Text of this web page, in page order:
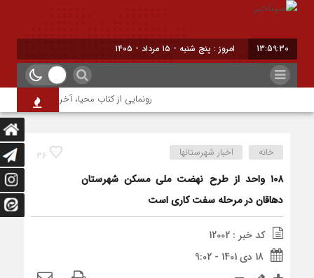
13:59:31 امروز : پنج شنبه - ۱۵ مرداد - ۱۴۰۵
رونمایی از کتاب محیا، آخرین اثر
36 خانه اخبار شهرستانها
۱۰۸ واحد از طرح نهضت ملی مسکن شهرستان
دهاقان در مرحله سفت کاری است
کد خبر : 12002
18 دی 1401 - 9:02